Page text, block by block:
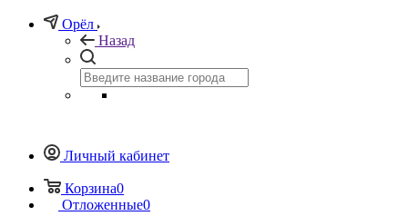
Орёл
Назад
Личный кабинет
Корзина0
Отложенные0